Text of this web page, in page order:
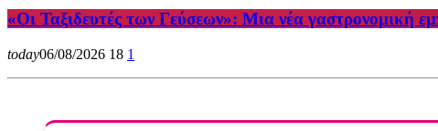
«Οι Ταξιδευτές των Γεύσεων»: Μια νέα γαστρονομική
today06/08/2026 18 1